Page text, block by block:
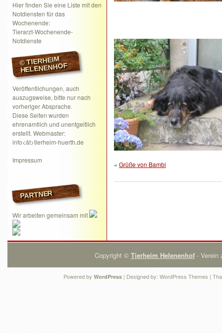
Hier finden Sie eine Liste mit den
Notdiensten für das
Wochenende:
Tierarzt-Wochenende-
Notdienste
© TIERHEIM
HELENENHOF
Veröffentlichungen, auch
auszugsweise, bitte nur nach
vorheriger Absprache.
Diese Seiten wurden
ehrenamtlich und unentgeltlich
erstellt. Webmaster:
info<ät>tierheim-huerth.de
Impressum
PARTNER
Wir arbeiten gemeinsam mit
« Grüße von Bambi
Copyright © Tierheim Helenenhof- Verein
Powered by WordPress | Designed by: WordPress Themes |